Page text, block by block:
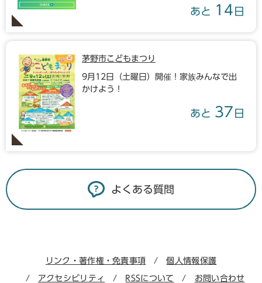
あと 14 日
茅野市こどもまつり
9月12日（土曜日）開催！家族みんなで出
かけよう！
あと 37 日
よくある質問
リンク・著作権・免責事項 個人情報保護
アクセシビリティ RSSについて お問い合わせ